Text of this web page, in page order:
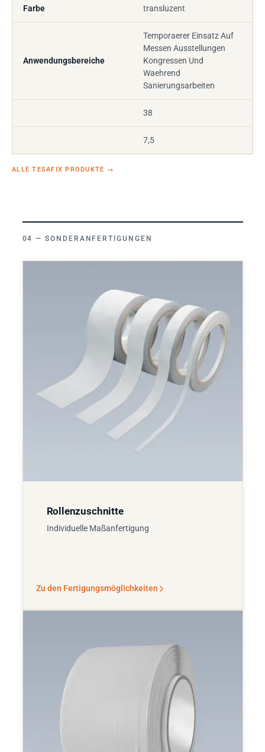
Farbe transluzent
Anwendungsbereiche
Temporaerer Einsatz Auf
Messen Ausstellungen
Kongressen Und
Waehrend
Sanierungsarbeiten
38
7,5
ALLE TESAFIX PRODUKTE →
SONDERANFERTIGUNGEN
Rollenzuschnitte
Individuelle Maßanfertigung
Zu den Fertigungsmöglichkeiten